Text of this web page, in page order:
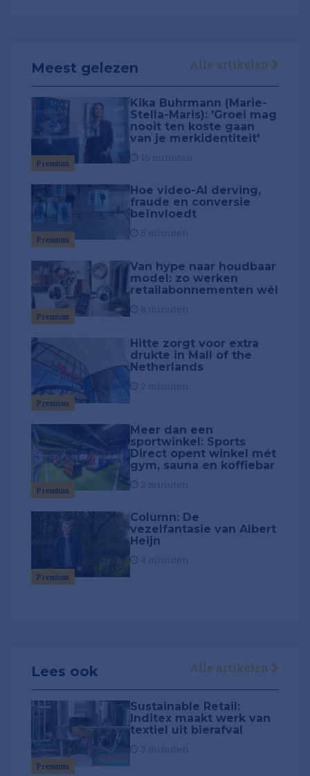
Meest gelezen Alle artikelen
Premium
Kika Buhrmann (Marie-
Stella-Maris): 'Groei mag
nooit ten koste gaan
van je merkidentiteit'
Premium
Hoe video-AI derving,
fraude en conversie
beïnvloedt
Premium
Van hype naar houdbaar
model: zo werken
retailabonnementen wél
Premium
Hitte zorgt voor extra
drukte in Mall of the
Netherlands
Premium
Meer dan een
sportwinkel: Sports
Direct opent winkel mét
gym, sauna en koffiebar
Premium
Column: De
vezelfantasie van Albert
Heijn
Lees ook Alle artikelen
Premium
Sustainable Retail:
Inditex maakt werk van
textiel uit bierafval